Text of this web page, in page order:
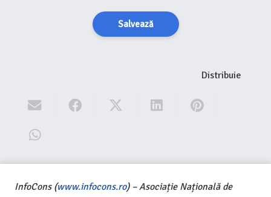
Salvează
Distribuie
InfoCons (www.infocons.ro) – Asociație Națională de